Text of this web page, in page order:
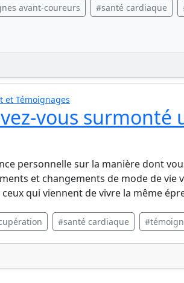
avant-coureurs #santé cardiaque
et Témoignages
vous surmonté
personnelle sur la manière dont
et changements de mode de vie
qui viennent de vivre la même
#santé cardiaque